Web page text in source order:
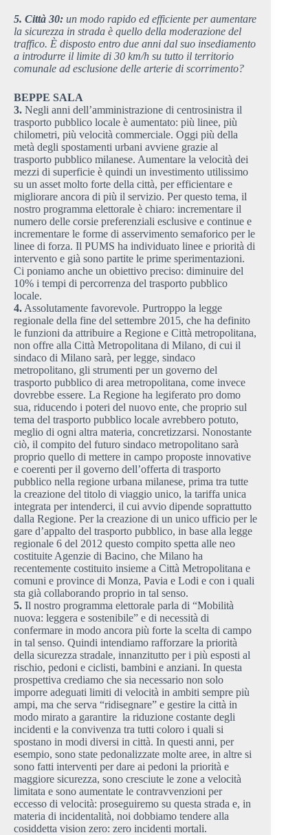
5. Città 30: un modo rapido ed efficiente per aumentare
la sicurezza in strada è quello della moderazione del
traffico. È disposto entro due anni dal suo insediamento
a introdurre il limite di 30 km/h su tutto il territorio
comunale ad esclusione delle arterie di scorrimento?
BEPPE SALA
3. Negli anni dell’amministrazione di centrosinistra il
trasporto pubblico locale è aumentato: più linee, più
chilometri, più velocità commerciale. Oggi più della
metà degli spostamenti urbani avviene grazie al
trasporto pubblico milanese. Aumentare la velocità dei
mezzi di superficie è quindi un investimento utilissimo
su un asset molto forte della città, per efficientare e
migliorare ancora di più il servizio. Per questo tema, il
nostro programma elettorale è chiaro: incrementare il
numero delle corsie preferenziali esclusive e continue e
incrementare le forme di asservimento semaforico per le
linee di forza. Il PUMS ha individuato linee e priorità di
intervento e già sono partite le prime sperimentazioni.
Ci poniamo anche un obiettivo preciso: diminuire del
10% i tempi di percorrenza del trasporto pubblico
locale.
4. Assolutamente favorevole. Purtroppo la legge
regionale della fine del settembre 2015, che ha definito
le funzioni da attribuire a Regione e Città metropolitana,
non offre alla Città Metropolitana di Milano, di cui il
sindaco di Milano sarà, per legge, sindaco
metropolitano, gli strumenti per un governo del
trasporto pubblico di area metropolitana, come invece
dovrebbe essere. La Regione ha legiferato pro domo
sua, riducendo i poteri del nuovo ente, che proprio sul
tema del trasporto pubblico locale avrebbero potuto,
meglio di ogni altra materia, concretizzarsi. Nonostante
ciò, il compito del futuro sindaco metropolitano sarà
proprio quello di mettere in campo proposte innovative
e coerenti per il governo dell’offerta di trasporto
pubblico nella regione urbana milanese, prima tra tutte
la creazione del titolo di viaggio unico, la tariffa unica
integrata per intenderci, il cui avvio dipende soprattutto
dalla Regione. Per la creazione di un unico ufficio per le
gare d’appalto del trasporto pubblico, in base alla legge
regionale 6 del 2012 questo compito spetta alle neo
costituite Agenzie di Bacino, che Milano ha
recentemente costituito insieme a Città Metropolitana e
comuni e province di Monza, Pavia e Lodi e con i quali
sta già collaborando proprio in tal senso.
5. Il nostro programma elettorale parla di “Mobilità
nuova: leggera e sostenibile” e di necessità di
confermare in modo ancora più forte la scelta di campo
in tal senso. Quindi intendiamo rafforzare la priorità
della sicurezza stradale, innanzitutto per i più esposti al
rischio, pedoni e ciclisti, bambini e anziani. In questa
prospettiva crediamo che sia necessario non solo
imporre adeguati limiti di velocità in ambiti sempre più
ampi, ma che serva “ridisegnare” e gestire la città in
modo mirato a garantire la riduzione costante degli
incidenti e la convivenza tra tutti coloro i quali si
spostano in modi diversi in città. In questi anni, per
esempio, sono state pedonalizzate molte aree, in altre si
sono fatti interventi per dare ai pedoni la priorità e
maggiore sicurezza, sono cresciute le zone a velocità
limitata e sono aumentate le contravvenzioni per
eccesso di velocità: proseguiremo su questa strada e, in
materia di incidentalità, noi dobbiamo tendere alla
cosiddetta vision zero: zero incidenti mortali.